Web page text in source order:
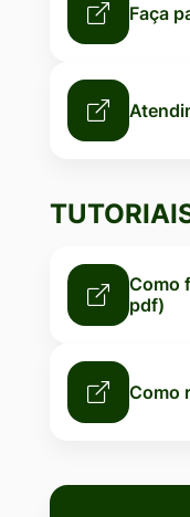
Faça
Como
pdf)
Como